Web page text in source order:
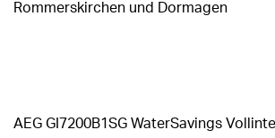
Rommerskirchen und Dormagen
AEG GI7200B1SG WaterSavings